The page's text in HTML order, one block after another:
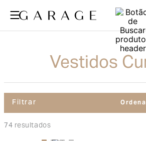
Vestidos
Filtrar
74